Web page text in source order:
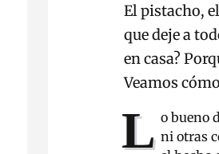
El pistacho,
que deje a
en casa?
Veamos
L o bueno
ni otras